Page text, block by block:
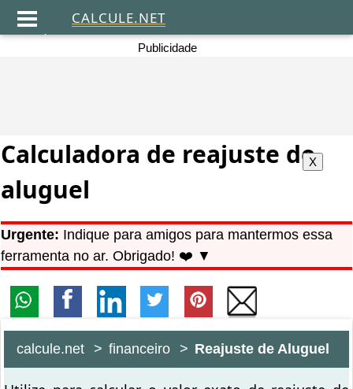
.
CALCULE.NET
Publicidade
Calculadora de reajuste de
aluguel
Urgente: Indique para amigos para mantermos essa
ferramenta no ar. Obrigado! ❤️ ▼
calcule.net financeiro Reajuste de Aluguel